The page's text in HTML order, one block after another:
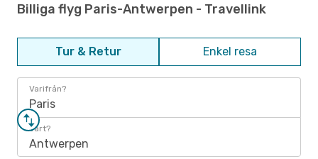
Billiga flyg Paris-Antwerpen - Travellink
Tur & Retur Enkel resa
Varifrån?
Paris
Vart?
Antwerpen